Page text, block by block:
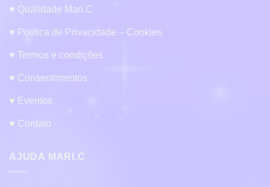
♥ Qualidade Mari.C
♥ Politica de Privacidade – Cookies
♥ Termos e condições
♥ Consentimentos
♥ Eventos
♥ Contato
AJUDA MARI.C